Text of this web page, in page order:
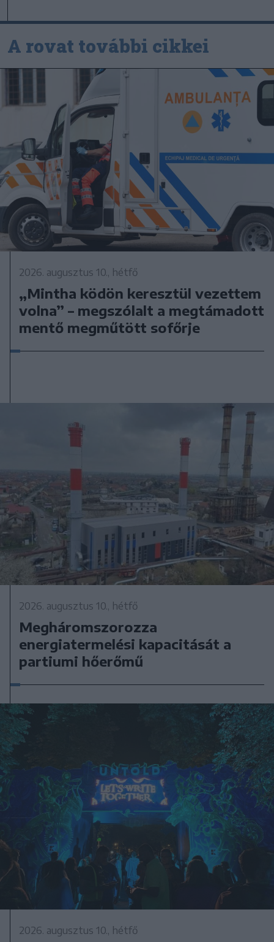
A rovat további cikkei
2026. augusztus 10., hétfő
„Mintha ködön keresztül vezettem
volna” – megszólalt a megtámadott
mentő megműtött sofőrje
2026. augusztus 10., hétfő
Megháromszorozza
energiatermelési kapacitását a
partiumi hőerőmű
2026. augusztus 10., hétfő